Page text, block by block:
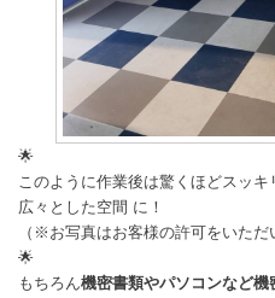
🌟
このように作業後は驚くほどスッキ
広々とした空間 に！
（※お写真はお客様の許可をいただ
🌟
もちろん機密書類やパソコンなど機